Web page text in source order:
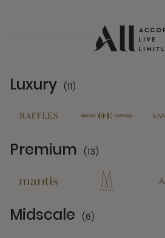
Luxury (11)
Premium (13)
Midscale (6)